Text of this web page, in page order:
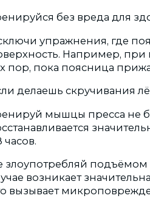
без вреда для
упражнения, где
Например,
пор, пока поясница
делаешь скручивания
мышцы пресса не
часов. ⠀
злоупотребляй
возникает
вызывает